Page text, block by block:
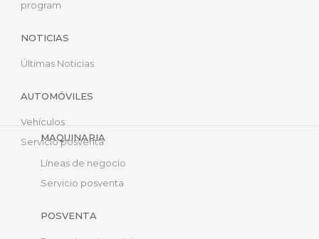
program
NOTICIAS
Últimas Noticias
AUTOMÓVILES
Vehículos
Servicio posventa
MAQUINARIA
Líneas de negocio
Servicio posventa
POSVENTA